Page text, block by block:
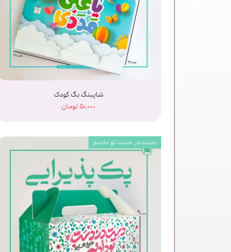
شاپینگ بگ کودک
۵۰,۰۰۰ تومان
دست در دست تو دادیم